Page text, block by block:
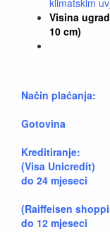
Visina
10 cm)
Način plaćanja:
Gotovina
Kreditiranje:
(Visa Unicredit)
do 24 mjeseci
(Raiffeisen
do 12 mjeseci